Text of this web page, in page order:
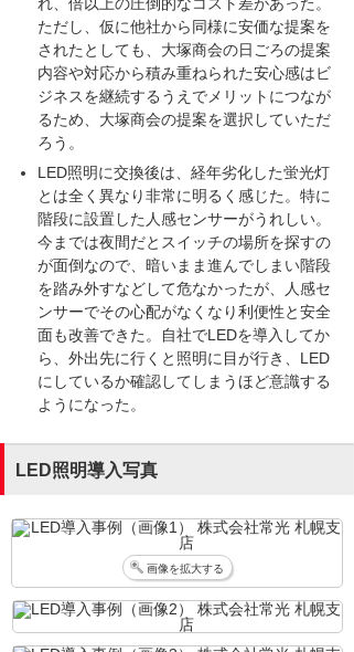
ただし、仮に他社から同様に安価な提案を
されたとしても、大塚商会の日ごろの提案
内容や対応から積み重ねられた安心感はビ
ジネスを継続するうえでメリットにつなが
るため、大塚商会の提案を選択していただ
ろう。
LED照明に交換後は、経年劣化した蛍光灯
とは全く異なり非常に明るく感じた。特に
階段に設置した人感センサーがうれしい。
今までは夜間だとスイッチの場所を探すの
が面倒なので、暗いまま進んでしまい階段
を踏み外すなどして危なかったが、人感セ
ンサーでその心配がなくなり利便性と安全
面も改善できた。自社でLEDを導入してか
ら、外出先に行くと照明に目が行き、LED
にしているか確認してしまうほど意識する
ようになった。
LED照明導入写真
画像を拡大する